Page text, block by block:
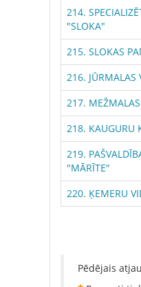
214.
"SLOKA"
215. SLOKAS
216. JŪRMALAS
217.
218. KAUGURU
219.
"MĀRĪTE"
220. ĶEMERU
Pēdējais